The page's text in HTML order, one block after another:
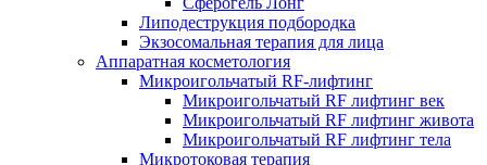
Липодеструкция подбородка
Экзосомальная терапия для лица
Аппаратная косметология
Микроигольчатый RF-лифтинг
Микроигольчатый RF лифтинг век
Микроигольчатый RF лифтинг живота
Микроигольчатый RF лифтинг тела
Микротоковая терапия